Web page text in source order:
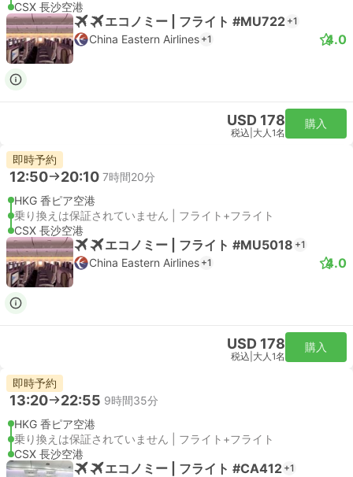
CSX 長沙空港
エコノミー | フライト #MU722 +1
China Eastern Airlines +1 4.0
USD 178
税込 大人1名
購入
即時予約
12:50 20:10 7時間20分
HKG 香ピア空港
乗り換えは保証されていません | フライト+フライト
CSX 長沙空港
エコノミー | フライト #MU5018 +1
China Eastern Airlines +1 4.0
USD 178
税込 大人1名
購入
即時予約
13:20 22:55 9時間35分
HKG 香ピア空港
乗り換えは保証されていません | フライト+フライト
CSX 長沙空港
エコノミー | フライト #CA412 +1